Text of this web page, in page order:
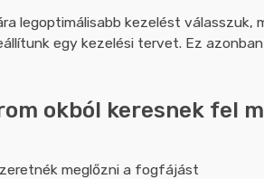
legoptimálisabb kezelést
egy kezelési tervet. Ez
okból keresnek fel
meglőzni a fogfájást